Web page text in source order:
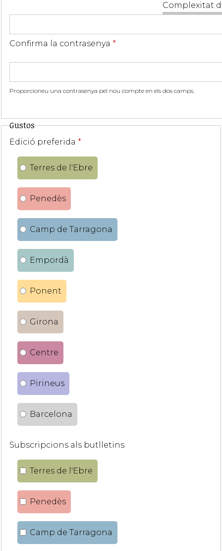
Complexitat
Confirma la contrasenya *
Proporcioneu una contrasenya pel nou compte en els dos camps.
Gustos
Edició preferida *
Terres de l'Ebre
Penedès
Camp de Tarragona
Empordà
Ponent
Girona
Centre
Pirineus
Barcelona
Subscripcions als butlletins
Terres de l'Ebre
Penedès
Camp de Tarragona